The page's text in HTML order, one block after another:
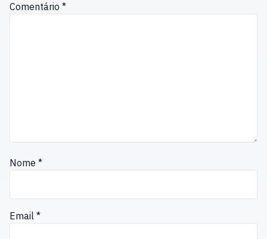
Comentário *
Nome *
Email *